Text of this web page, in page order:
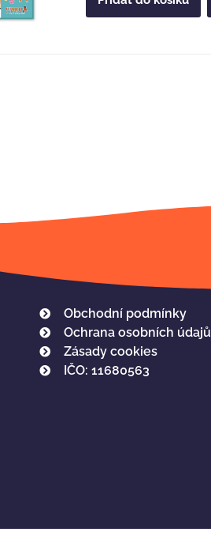
Obchodní podmínky
Ochrana osobních údajů
Zásady cookies
IČO: 11680563